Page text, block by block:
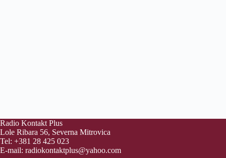
Radio Kontakt Plus
Lole Ribara 56, Severna Mitrovica
Tel: +381 28 425 023
E-mail: radiokontaktplus@yahoo.com